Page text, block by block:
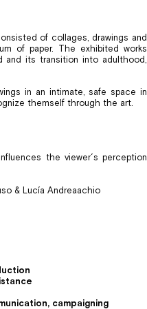
of collages, drawings and
of paper. The exhibited works
and its transition into adulthood,
in an intimate, safe space in
themself through the art.
the viewer´s perception
& Lucía Andreaachio
campaigning